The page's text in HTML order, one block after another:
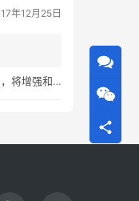
年12月25日
，VR领域发力明显